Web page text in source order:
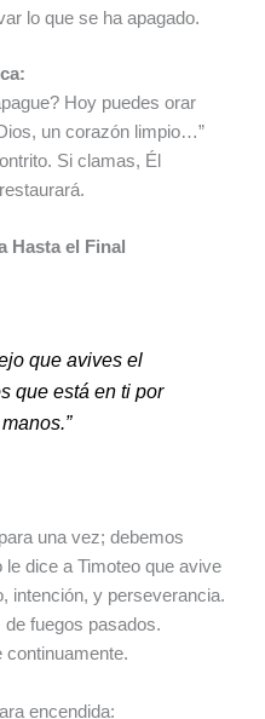
lo que se ha apagado.
Hoy puedes orar
un corazón limpio…”
Si clamas, Él
Hasta el Final
que avives el
que está en ti por
una vez; debemos
le dice a Timoteo que avive
intención, y perseverancia.
fuegos pasados.
continuamente.
encendida: